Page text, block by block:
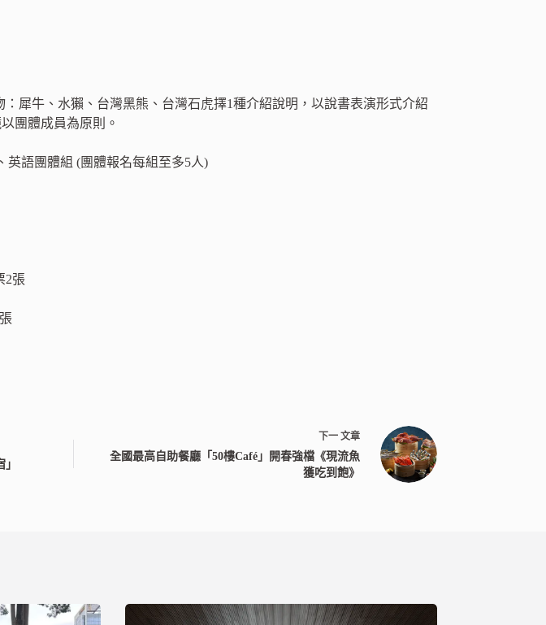
犀牛、水獺、台灣黑熊、台灣石虎擇1種介紹說明，以說書表演形式介紹
團體成員為原則。
英語團體組 (團體報名每組至多5人)
2張
下一 文章
全國最高自助餐廳「50樓Café」開春強檔《現流魚
獲吃到飽》